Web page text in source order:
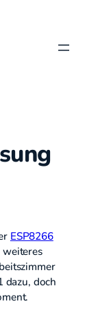
ESP8266
dazu, doch